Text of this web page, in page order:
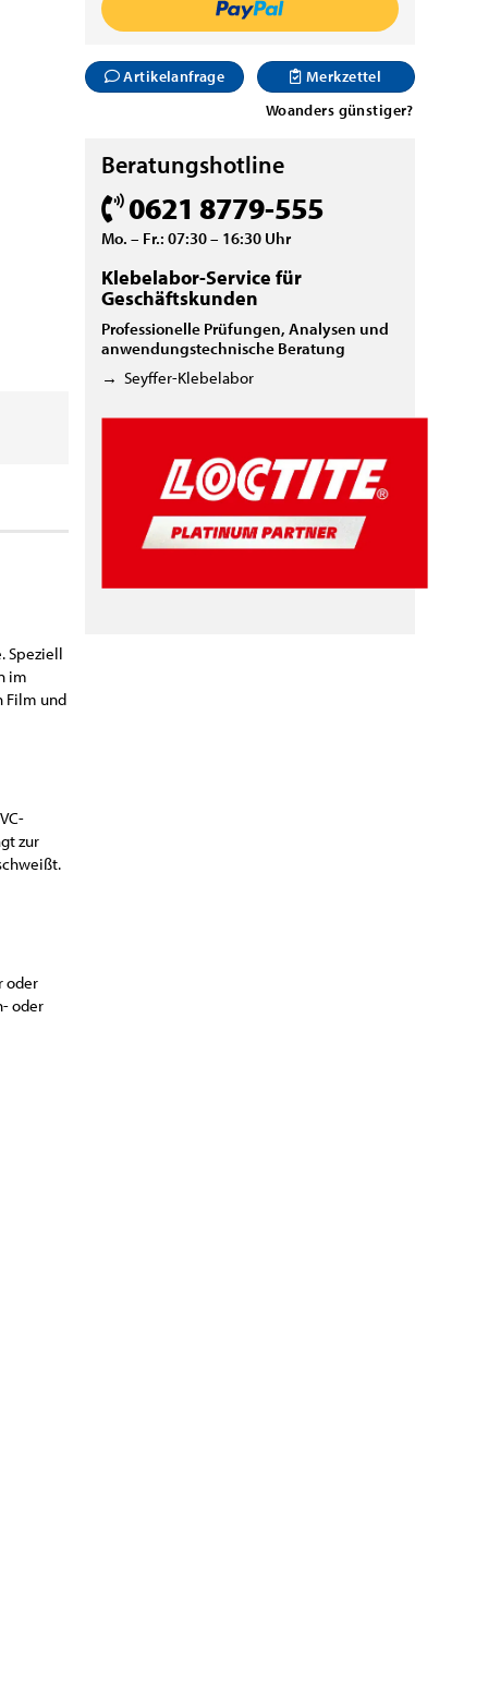
Artikelanfrage
Merkzettel
Woanders günstiger?
Beratungshotline
0621 8779-555
Mo. – Fr.: 07:30 – 16:30 Uhr
Klebelabor-Service für
Geschäftskunden
Professionelle Prüfungen, Analysen und
anwendungstechnische Beratung
→Seyffer-Klebelabor
Speziell
im
Film und
zur
oder
oder